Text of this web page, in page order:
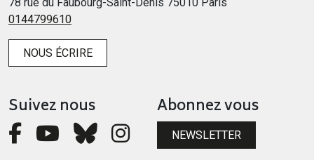
0144799610
NOUS ÉCRIRE
Suivez nous Abonnez vous
NEWSLETTER